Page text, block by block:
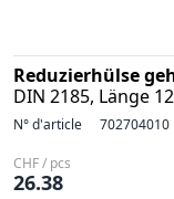
Reduzierhülse
DIN 2185, Länge
N° d'article 702704010
CHF / pcs
26.38